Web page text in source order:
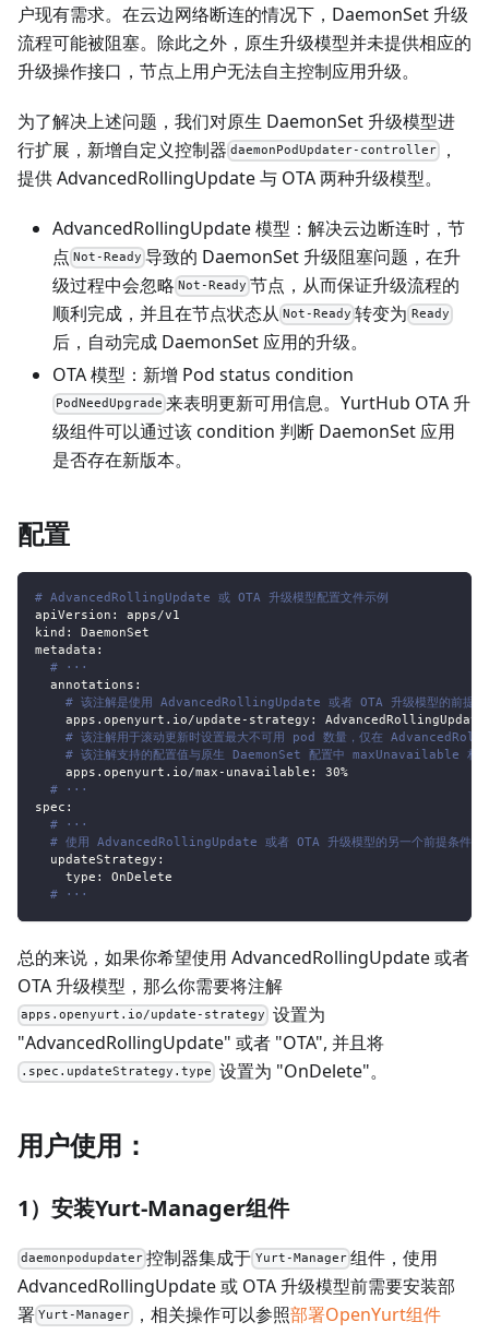
户现有需求。在云边网络断连的情况下，DaemonSet 升级
流程可能被阻塞。除此之外，原生升级模型并未提供相应的
升级操作接口，节点上用户无法自主控制应用升级。
为了解决上述问题，我们对原生 DaemonSet 升级模型进
行扩展，新增自定义控制器 daemonPodUpdater-controller
，
提供 AdvancedRollingUpdate 与 OTA 两种升级模型。
AdvancedRollingUpdate 模型：解决云边断连时，节
点 Not-Ready 导致的 DaemonSet 升级阻塞问题，在升
级过程中会忽略 Not-Ready 节点，从而保证升级流程的
顺利完成，并且在节点状态从 Not-Ready 转变为 Ready
后，自动完成 DaemonSet 应用的升级。
OTA 模型：新增 Pod status condition
PodNeedUpgrade 来表明更新可用信息。YurtHub OTA 升
级组件可以通过该 condition 判断 DaemonSet 应用
是否存在新版本。
配置
# AdvancedRollingUpdate 或 OTA 升级模型配置文件示例
apiVersion :
apps/v1
kind :
DaemonSet
metadata :
# ···
annotations :
# 该注解是使用 AdvancedRollingUpdate 或者 OTA 升级模型的前提
apps.openyurt.io/update-strategy :
AdvancedRollingUpdate
# 该注解用于滚动更新时设置最大不可用 pod 数量，仅在
# 该注解支持的配置值与原生 DaemonSet 配置中 maxUnavailable 相同
apps.openyurt.io/max-unavailable :
30%
# ···
spec :
# ···
# 使用 AdvancedRollingUpdate 或者 OTA 升级模型的另一个前提条
updateStrategy :
type :
OnDelete
# ···
总的来说，如果你希望使用 AdvancedRollingUpdate 或者
OTA 升级模型，那么你需要将注解
apps.openyurt.io/update-strategy
设置为
"AdvancedRollingUpdate" 或者 "OTA", 并且将
.spec.updateStrategy.type 设置为 "OnDelete"。
用户使用：
1）安装Yurt-Manager组件
daemonpodupdater 控制器集成于 Yurt-Manager 组件，使用
AdvancedRollingUpdate 或 OTA 升级模型前需要安装部
署 Yurt-Manager ，相关操作可以参照部署OpenYurt组件